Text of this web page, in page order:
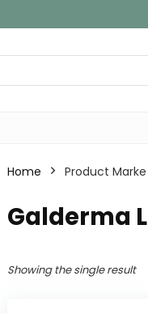
Home Product Marke
‎Galderma
Showing the single result